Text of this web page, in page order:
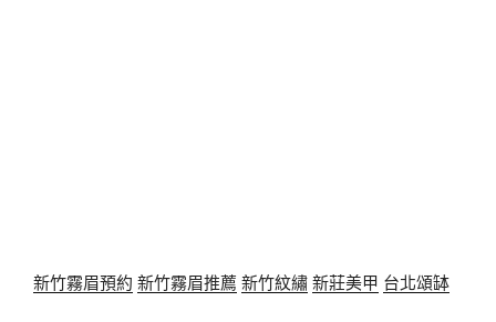
新竹霧眉預約 新竹霧眉推薦 新竹紋繡新莊美甲 台北頌缽